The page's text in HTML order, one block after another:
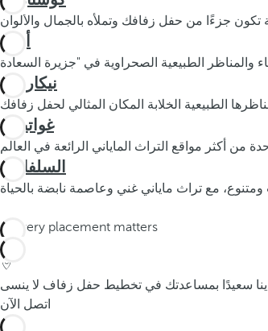
أروبا
نيكاراغوا
غواتيمالا
السلفادور
اتصل الآن